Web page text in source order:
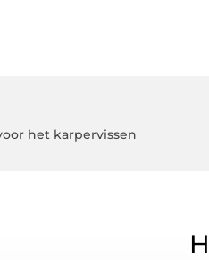
het karpervissen